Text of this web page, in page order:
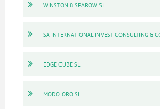
WINSTON & SPAROW SL
SA INTERNATIONAL INVEST CONSULTING &
EDGE CUBE SL
MODO ORO SL